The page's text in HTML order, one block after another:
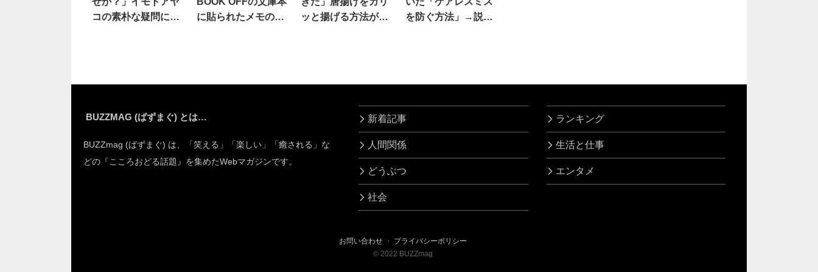
コの素朴な疑問に考
に貼られたメモの内
ッと揚げる方法が話
を防ぐ方法」→説得
BUZZMAG (ばずまぐ) とは…
BUZZmag (ばずまぐ) は、「笑える」「楽しい」「癒される」な
どの『こころおどる話題』を集めたWebマガジンです。
新着記事
人間関係
どうぶつ
社会
ランキング
生活と仕事
エンタメ
お問い合わせ ・ プライバシーポリシー
© 2022 BUZZmag